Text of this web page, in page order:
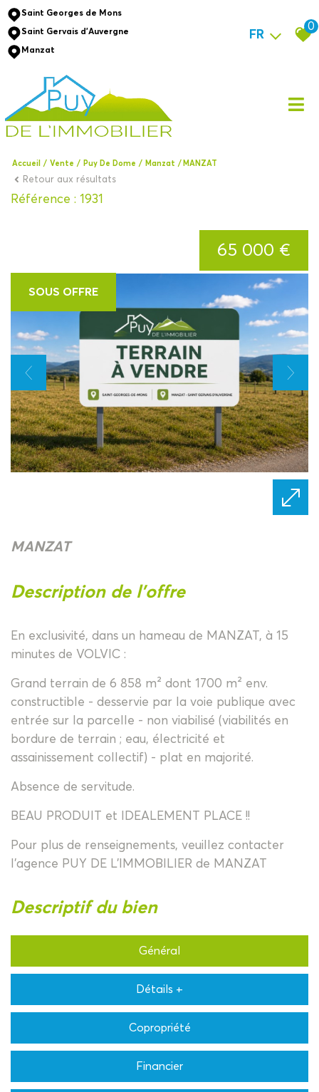
Saint Georges de Mons
Saint Gervais d'Auvergne
Manzat
FR
0
Accueil Vente Puy De Dome Manzat MANZAT
Retour aux résultats
Référence : 1931
SOUS OFFRE
65 000 €
MANZAT
description de l'offre
En exclusivité, dans un hameau de MANZAT, à 15
minutes de VOLVIC :
Grand terrain de 6 858 m² dont 1700 m² env.
constructible - desservie par la voie publique avec
entrée sur la parcelle - non viabilisé (viabilités en
bordure de terrain ; eau, électricité et
assainissement collectif) - plat en majorité.
Absence de servitude.
BEAU PRODUIT et IDEALEMENT PLACE !!
Pour plus de renseignements, veuillez contacter
l'agence PUY DE L'IMMOBILIER de MANZAT
descriptif du bien
Général
Détails +
Copropriété
Financier